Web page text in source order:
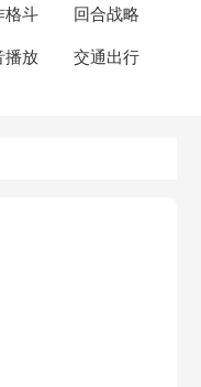
格斗 回合战略
播放 交通出行